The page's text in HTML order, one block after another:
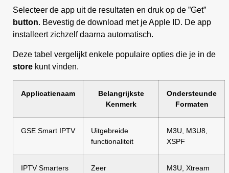
Selecteer de app uit de resultaten en druk op de ”Get”
button. Bevestig de download met je Apple ID. De app
installeert zichzelf daarna automatisch.
Deze tabel vergelijkt enkele populaire opties die je in de
store kunt vinden.
Applicatienaam
Belangrijkste
Kenmerk
Ondersteunde
Formaten
GSE Smart IPTV
Uitgebreide
functionaliteit
M3U, M3U8,
XSPF
IPTV Smarters
Zeer
M3U, Xtream